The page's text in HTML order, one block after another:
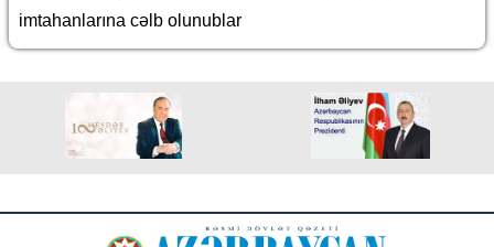
imtahanlarına cəlb olunublar